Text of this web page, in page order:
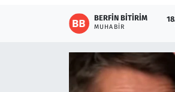
BERFIN BITIRIM
MUHABIR
Teknoloji ve Bilim
Televizyon